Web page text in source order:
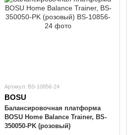
Артикул: BS-10856-24
BOSU
Балансировочная платформа
BOSU Home Balance Trainer, BS-
350050-PK (розовый)